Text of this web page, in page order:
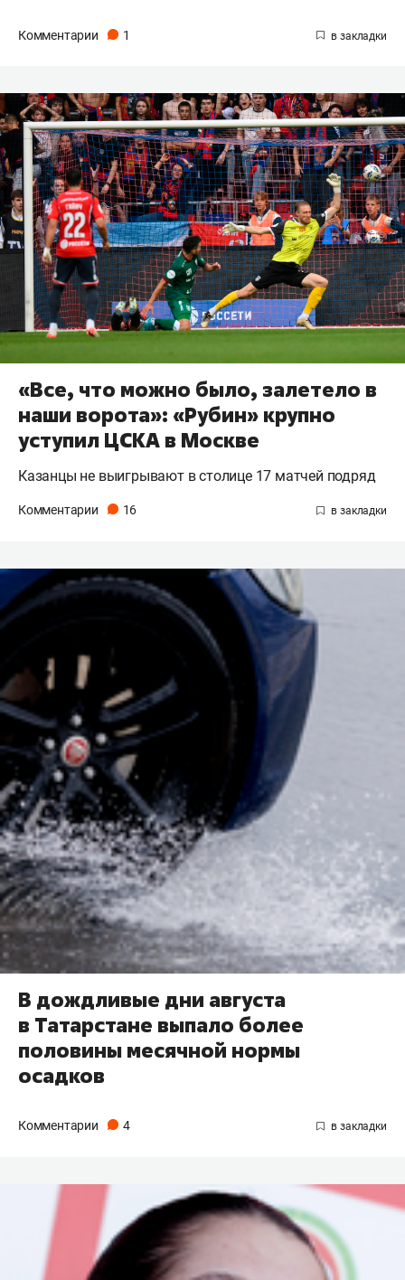
Комментарии 1
«Все, что можно было, залетело в
наши ворота»: «Рубин» крупно
уступил ЦСКА в Москве
Казанцы не выигрывают в столице 17 матчей подряд
Комментарии 16
В дождливые дни августа
в Татарстане выпало более
половины месячной нормы
осадков
Комментарии 4